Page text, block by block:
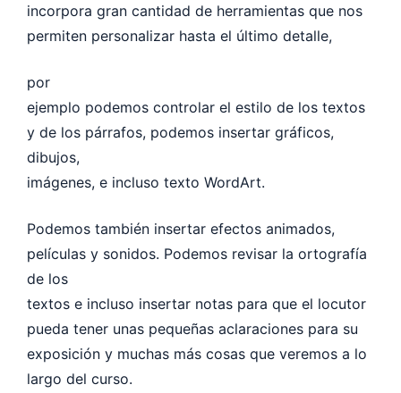
incorpora gran cantidad de herramientas que nos
permiten personalizar hasta el último detalle,
por
ejemplo podemos controlar el estilo de los textos
y de los párrafos, podemos insertar gráficos,
dibujos,
imágenes, e incluso texto WordArt.
Podemos también insertar efectos animados,
películas y sonidos. Podemos revisar la ortografía
de los
textos e incluso insertar notas para que el locutor
pueda tener unas pequeñas aclaraciones para su
exposición y muchas más cosas que veremos a lo
largo del curso.